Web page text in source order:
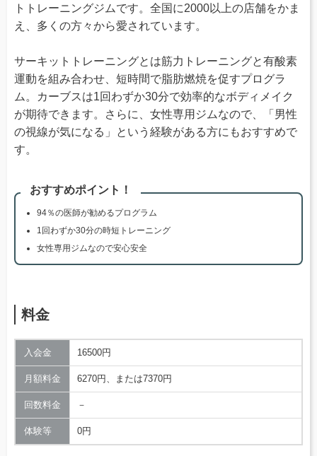
トトレーニングジムです。全国に2000以上の店舗をかま
え、多くの方々から愛されています。
サーキットトレーニングとは筋力トレーニングと有酸素
運動を組み合わせ、短時間で脂肪燃焼を促すプログラ
ム。カーブスは1回わずか30分で効率的なボディメイク
が期待できます。さらに、女性専用ジムなので、「男性
の視線が気になる」という経験がある方にもおすすめで
す。
おすすめポイント！
94％の医師が勧めるプログラム
1回わずか30分の時短トレーニング
女性専用ジムなので安心安全
料金
入会金 16500円
月額料金 6270円、または7370円
回数料金 －
体験等 0円